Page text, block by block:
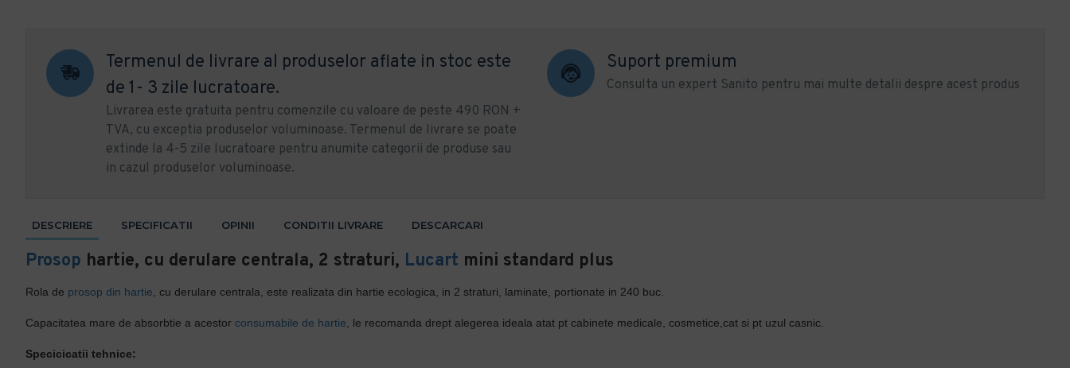
Termenul de livrare al produselor aflate in stoc este
de 1- 3 zile lucratoare.
Livrarea este gratuita pentru comenzile cu valoare de peste 490 RON +
TVA, cu exceptia produselor voluminoase. Termenul de livrare se poate
extinde la 4-5 zile lucratoare pentru anumite categorii de produse sau
in cazul produselor voluminoase.
Suport premium
Consulta un expert Sanito pentru mai multe detalii despre acest produs
DESCRIERE SPECIFICATII OPINII CONDITII LIVRARE DESCARCARI
Prosop hartie, cu derulare centrala, 2 straturi, Lucart mini standard plus
Rola de prosop din hartie , cu derulare centrala, este realizata din hartie ecologica, in 2 straturi, laminate, portionate in 240 buc.
Capacitatea mare de absorbtie a acestor consumabile de hartie , le recomanda drept alegerea ideala atat pt cabinete medicale, cosmetice,cat si pt uzul casnic.
Specicicatii tehnice: